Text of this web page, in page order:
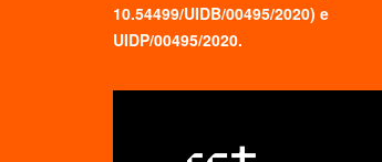
10.54499/UIDB/00495/2020) e
UIDP/00495/2020.